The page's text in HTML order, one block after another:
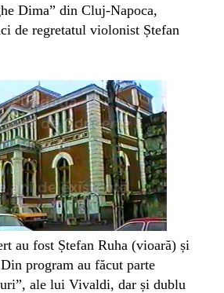
Dima” din Cluj-Napoca,
de regretatul violonist Ștefan
au fost Ștefan Ruha (vioară) și
program au făcut parte
ale lui Vivaldi, dar și dublu